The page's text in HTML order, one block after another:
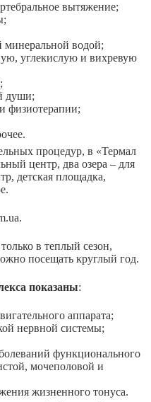
вытяжение;
минеральной водой;
углекислую и вихревую
души;
физиотерапии;
процедур, в «Термал
центр, два озера – для
детская площадка,
в теплый сезон,
посещать круглый год.
показаны:
аппарата;
нервной системы;
функционального
мочеполовой и
жизненного тонуса.